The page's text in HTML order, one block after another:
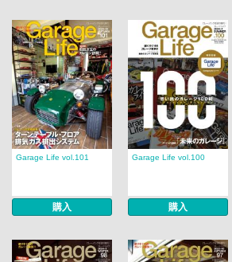
Garage Life vol.101
購入
Garage Life vol.100
購入